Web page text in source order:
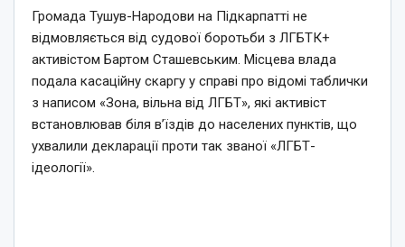
Громада Тушув-Народови на Підкарпатті не
відмовляється від судової боротьби з ЛГБТК+
активістом Бартом Сташевським. Місцева влада
подала касаційну скаргу у справі про відомі таблички
з написом «Зона, вільна від ЛГБТ», які активіст
встановлював біля в’їздів до населених пунктів, що
ухвалили декларації проти так званої «ЛГБТ-
ідеології».